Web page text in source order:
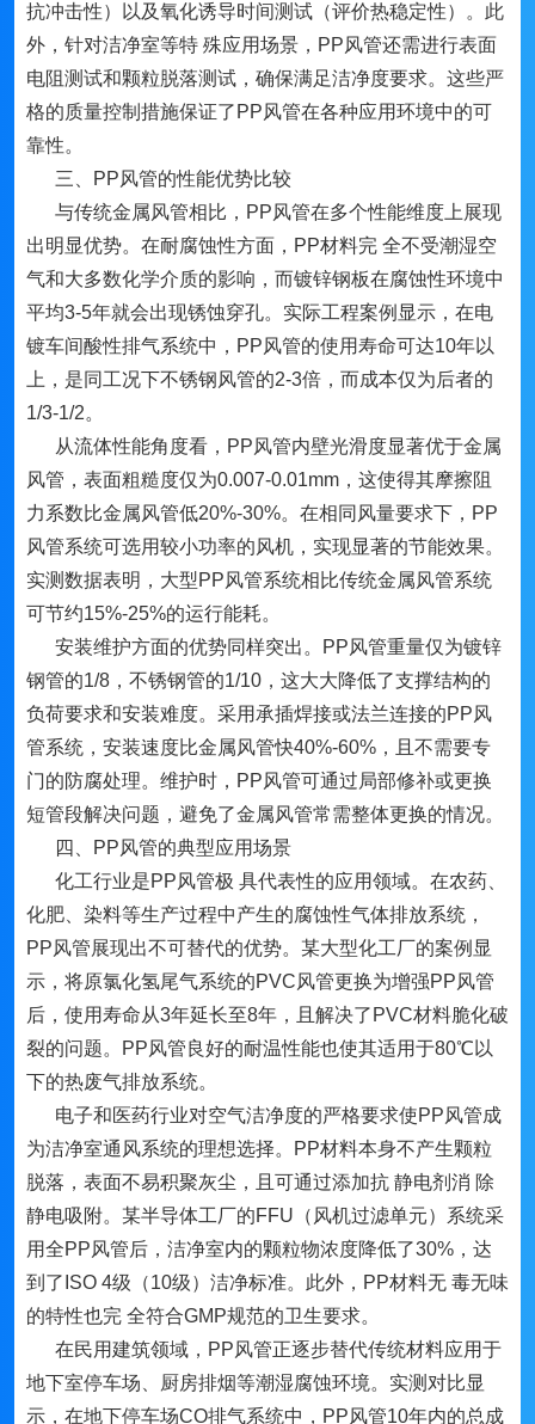
抗冲击性）以及氧化诱导时间测试（评价热稳定性）。此
外，针对洁净室等特 殊应用场景，PP风管还需进行表面
电阻测试和颗粒脱落测试，确保满足洁净度要求。这些严
格的质量控制措施保证了PP风管在各种应用环境中的可
靠性。
三、PP风管的性能优势比较
与传统金属风管相比，PP风管在多个性能维度上展现
出明显优势。在耐腐蚀性方面，PP材料完 全不受潮湿空
气和大多数化学介质的影响，而镀锌钢板在腐蚀性环境中
平均3-5年就会出现锈蚀穿孔。实际工程案例显示，在电
镀车间酸性排气系统中，PP风管的使用寿命可达10年以
上，是同工况下不锈钢风管的2-3倍，而成本仅为后者的
1/3-1/2。
从流体性能角度看，PP风管内壁光滑度显著优于金属
风管，表面粗糙度仅为0.007-0.01mm，这使得其摩擦阻
力系数比金属风管低20%-30%。在相同风量要求下，PP
风管系统可选用较小功率的风机，实现显著的节能效果。
实测数据表明，大型PP风管系统相比传统金属风管系统
可节约15%-25%的运行能耗。
安装维护方面的优势同样突出。PP风管重量仅为镀锌
钢管的1/8，不锈钢管的1/10，这大大降低了支撑结构的
负荷要求和安装难度。采用承插焊接或法兰连接的PP风
管系统，安装速度比金属风管快40%-60%，且不需要专
门的防腐处理。维护时，PP风管可通过局部修补或更换
短管段解决问题，避免了金属风管常需整体更换的情况。
四、PP风管的典型应用场景
化工行业是PP风管极 具代表性的应用领域。在农药、
化肥、染料等生产过程中产生的腐蚀性气体排放系统，
PP风管展现出不可替代的优势。某大型化工厂的案例显
示，将原氯化氢尾气系统的PVC风管更换为增强PP风管
后，使用寿命从3年延长至8年，且解决了PVC材料脆化破
裂的问题。PP风管良好的耐温性能也使其适用于80℃以
下的热废气排放系统。
电子和医药行业对空气洁净度的严格要求使PP风管成
为洁净室通风系统的理想选择。PP材料本身不产生颗粒
脱落，表面不易积聚灰尘，且可通过添加抗 静电剂消 除
静电吸附。某半导体工厂的FFU（风机过滤单元）系统采
用全PP风管后，洁净室内的颗粒物浓度降低了30%，达
到了ISO 4级（10级）洁净标准。此外，PP材料无 毒无味
的特性也完 全符合GMP规范的卫生要求。
在民用建筑领域，PP风管正逐步替代传统材料应用于
地下室停车场、厨房排烟等潮湿腐蚀环境。实测对比显
示，在地下停车场CO排气系统中，PP风管10年内的总成